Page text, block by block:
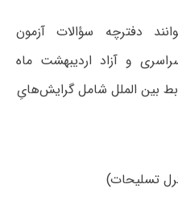
دفترچه سؤالات آزمون
و آزاد اردیبهشت ماه